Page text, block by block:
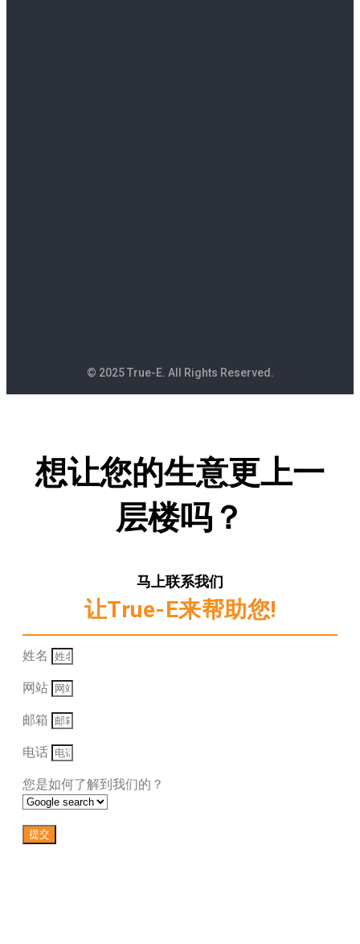
© 2025 True-E. All Rights Reserved.
想让您的生意更上一
层楼吗？
马上联系我们
让True-E来帮助您!
姓名
网站
邮箱
电话
您是如何了解到我们的？
提交